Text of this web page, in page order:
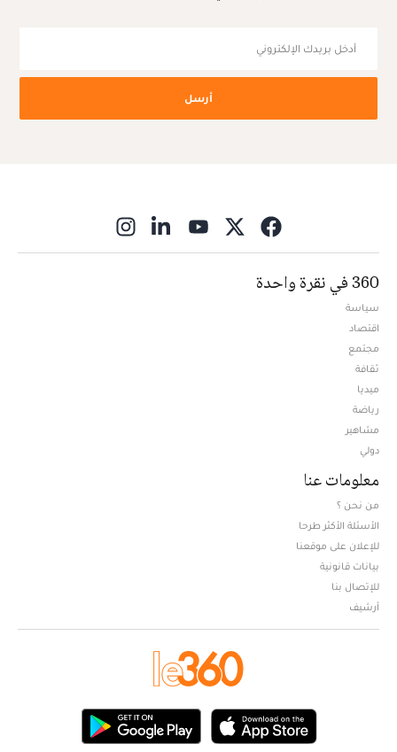
أرسل
360 في نقرة واحدة
سياسة
اقتصاد
مجتمع
ثقافة
ميديا
رياضة
مشاهير
دولي
معلومات عنا
من نحن ؟
الأسئلة الأكثر طرحا
للإعلان على موقعنا
بيانات قانونية
للإتصال بنا
أرشيف